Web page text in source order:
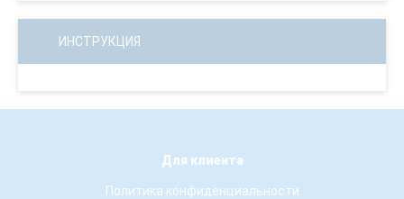
ИНСТРУКЦИЯ
Для клиента
Политика конфиденциальности